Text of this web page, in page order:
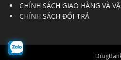
CHÍNH SÁCH GIAO HÀNG VÀ
CHÍNH SÁCH ĐỔI TRẢ